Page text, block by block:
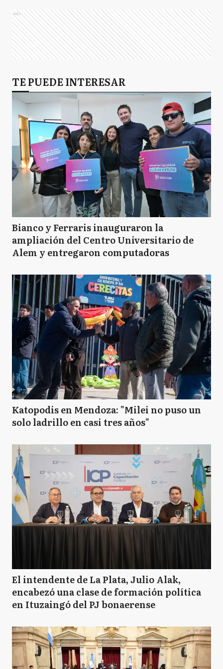
Ads
TE PUEDE INTERESAR
Bianco y Ferraris inauguraron la
ampliación del Centro Universitario de
Alem y entregaron computadoras
Katopodis en Mendoza: "Milei no puso un
solo ladrillo en casi tres años"
El intendente de La Plata, Julio Alak,
encabezó una clase de formación política
en Ituzaingó del PJ bonaerense